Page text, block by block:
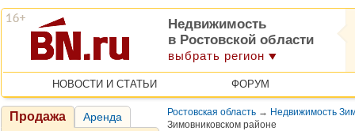
Недвижимость
в Ростовской области
выбрать регион
НОВОСТИ И СТАТЬИ ФОРУМ
Продажа Аренда Ростовская область → Недвижимость
Зимовниковском районе